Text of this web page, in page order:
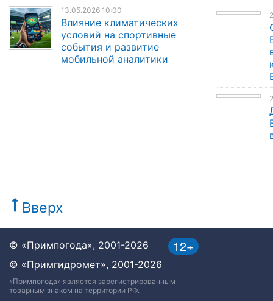
13.05.2026 10:00
Влияние климатических
условий на спортивные
события и развитие
мобильной аналитики
Вверх
12+
© «Примпогода», 2001-2026
© «Примгидромет», 2001-2026
«Примпогода» является зарегистрированным
товарным знаком на территории РФ.